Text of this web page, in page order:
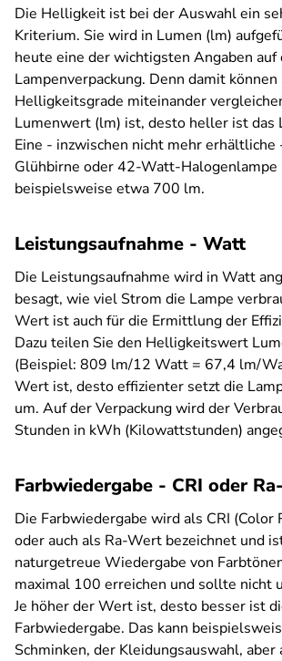
Die Helligkeit ist bei der Auswahl ein
Kriterium. Sie wird in Lumen (lm)
heute eine der wichtigsten Angaben auf
Lampenverpackung. Denn damit
Helligkeitsgrade miteinander
Lumenwert (lm) ist, desto heller ist das
Eine - inzwischen nicht mehr
Glühbirne oder 42-Watt-Halogenlampe
beispielsweise etwa 700 lm.
Leistungsaufnahme - Watt
Die Leistungsaufnahme wird in Watt
besagt, wie viel Strom die Lampe
Wert ist auch für die Ermittlung der
Dazu teilen Sie den Helligkeitswert
(Beispiel: 809 lm/12 Watt = 67,4 lm/
Wert ist, desto effizienter setzt die
um. Auf der Verpackung wird der
Stunden in kWh (Kilowattstunden)
Farbwiedergabe - CRI oder
Die Farbwiedergabe wird als CRI (Color
oder auch als Ra-Wert bezeichnet und
naturgetreue Wiedergabe von
maximal 100 erreichen und sollte nicht
Je höher der Wert ist, desto besser ist
Farbwiedergabe. Das kann
Schminken, der Kleidungsauswahl, aber